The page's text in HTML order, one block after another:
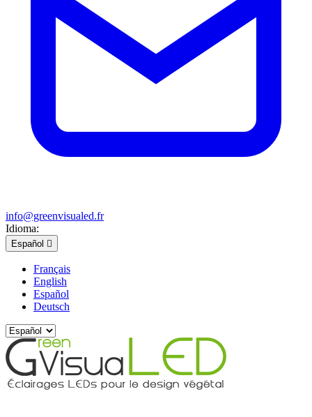
info@greenvisualed.fr
Idioma:
Español 
Français
English
Español
Deutsch